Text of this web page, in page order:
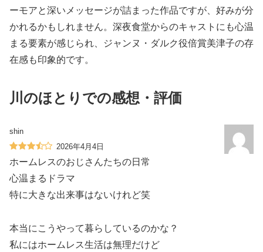
ーモアと深いメッセージが詰まった作品ですが、好みが分
かれるかもしれません。深夜食堂からのキャストにも心温
まる要素が感じられ、ジャンヌ・ダルク役倍賞美津子の存
在感も印象的です。
川のほとりでの感想・評価
shin
2026年4月4日
ホームレスのおじさんたちの日常
心温まるドラマ
特に大きな出来事はないけれど笑
本当にこうやって暮らしているのかな？
私にはホームレス生活は無理だけど